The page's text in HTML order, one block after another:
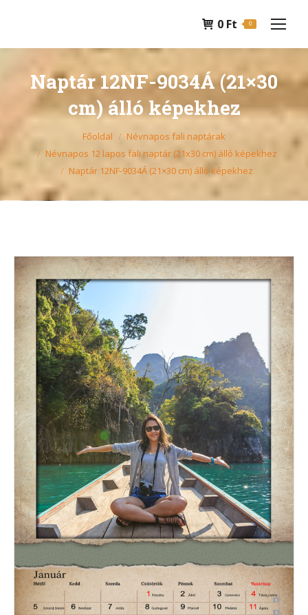
0 Ft 0
Naptár 12NF-9034Á (21×30
cm) álló képekhez
Főoldal
Névnapos fali naptárak
Névnapos 12 lapos fali naptár (21x30 cm) álló képekhez
Naptár 12NF-9034Á (21×30 cm) álló képekhez